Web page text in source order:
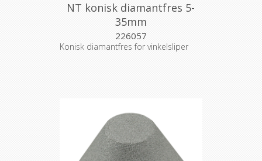
NT konisk diamantfres 5-
35mm
226057
Konisk diamantfres for vinkelsliper